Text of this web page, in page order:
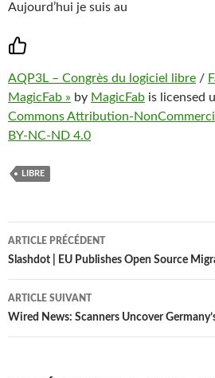
Aujourd’hui je suis au
AQP3L – Congrès du logiciel libre /
MagicFab » by MagicFab is licensed
Commons Attribution-
BY-NC-ND 4.0
LIBRE
Navigation
des
articles
ARTICLE PRÉCÉDENT
Slashdot | EU Publishes Open Source
ARTICLE SUIVANT
Wired News: Scanners Uncover